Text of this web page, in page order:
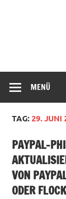
MENÜ
TAG:29. JUNI
PAYPAL-
VON
ODER